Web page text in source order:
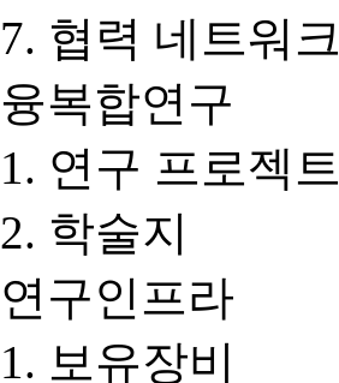
협력 네트워크
융복합연구
연구 프로젝트
학술지
연구인프라
보유장비